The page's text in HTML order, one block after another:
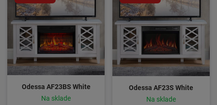
Odessa AF23BS White
Na sklade
Odessa AF23S White
Na sklade